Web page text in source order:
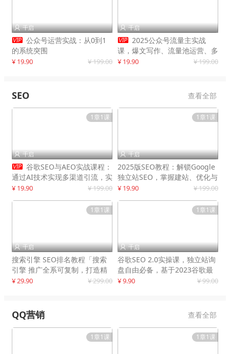
 千启
 公众号运营实战：从0到1
的系统突围
¥ 19.90 ¥ 199.00
 千启
 2025公众号流量主实战
课，爆文写作、流量池运营、多
平台分发，新手日入千元月赚5
¥ 19.90 ¥ 199.00
SEO 查看全部
1章1课
 千启
 谷歌SEO与AEO实战课程：
通过AI技术实现多渠道引流，实
现网站流量增长300%
¥ 19.90 ¥ 199.00
1章1课
 千启
2025版SEO教程：解锁Google
独立站SEO，掌握建站、优化与
变现技巧
¥ 19.90 ¥ 199.00
1章1课
 千启
搜索引擎 SEO排名教程「搜索
引擎 推广全系可复制，打造精
准被动流量系统
¥ 29.90 ¥ 299.00
1章1课
 千启
谷歌SEO 2.0实操课，独立站询
盘自由必备，基于2023谷歌最
新算法录制
¥ 9.90 ¥ 99.00
QQ营销 查看全部
1章1课 1章1课